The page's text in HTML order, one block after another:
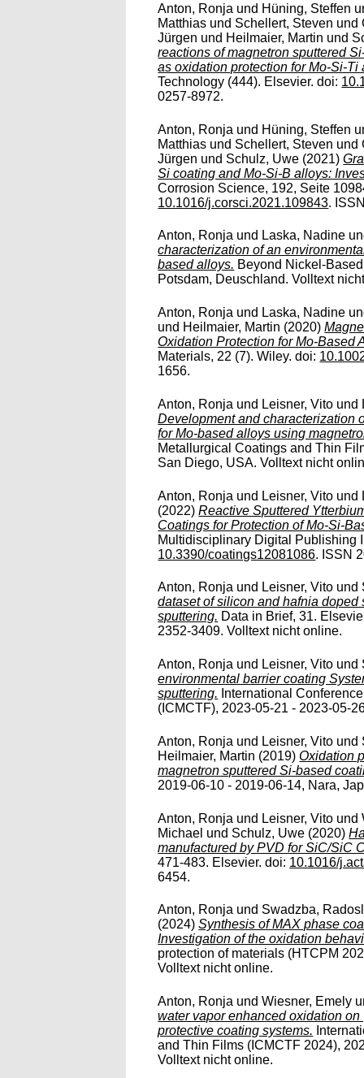
Anton, Ronja und Hüning, Steffen
Matthias und Schellert, Steven und
Jürgen und Heilmaier, Martin und
reactions of magnetron sputtered
as oxidation protection for Mo-Si-Ti
Technology (444). Elsevier. doi:
0257-8972.
Anton, Ronja und Hüning, Steffen
Matthias und Schellert, Steven und
Jürgen und Schulz, Uwe (2021)
Si coating and Mo-Si-B alloys:
Corrosion Science, 192, Seite
10.1016/j.corsci.2021.109843.
Anton, Ronja und Laska, Nadine
characterization of an
based alloys. Beyond Nickel-
Potsdam, Deuschland. Volltext
Anton, Ronja und Laska, Nadine
und Heilmaier, Martin (2020)
Oxidation Protection for Mo-Based
Materials, 22 (7). Wiley. doi:
1656.
Anton, Ronja und Leisner, Vito und
Development and characterization
for Mo-based alloys using
Metallurgical Coatings and Thin
San Diego, USA. Volltext nicht
Anton, Ronja und Leisner, Vito und
(2022)Reactive Sputtered
Coatings for Protection of Mo-Si-
Multidisciplinary Digital Publishing
10.3390/coatings12081086. ISSN
Anton, Ronja und Leisner, Vito und
dataset of silicon and hafnia
sputtering. Data in Brief, 31.
2352-3409. Volltext nicht online.
Anton, Ronja und Leisner, Vito und
environmental barrier coating
sputtering. International
(ICMCTF), 2023-05-21 - 2023-05-
Anton, Ronja und Leisner, Vito und
Heilmaier, Martin (2019)Oxidation
magnetron sputtered Si-based
2019-06-10 - 2019-06-14, Nara,
Anton, Ronja und Leisner, Vito und
Michael und Schulz, Uwe (2020)
manufactured by PVD for SiC/SiC
471-483. Elsevier. doi: 10.1016/
6454.
Anton, Ronja und Swadzba,
(2024)Synthesis of MAX phase
Investigation of the oxidation
protection of materials (HTCPM
Volltext nicht online.
Anton, Ronja undWiesner, Emely
water vapor enhanced oxidation
protective coating systems.
and Thin Films (ICMCTF 2024),
Volltext nicht online.